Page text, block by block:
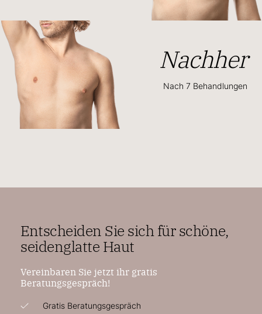
Nachher
Nach 7 Behandlungen
Entscheiden Sie sich für schöne,
seidenglatte Haut
Vereinbaren Sie jetzt ihr gratis
Beratungsgespräch!
Gratis Beratungsgespräch